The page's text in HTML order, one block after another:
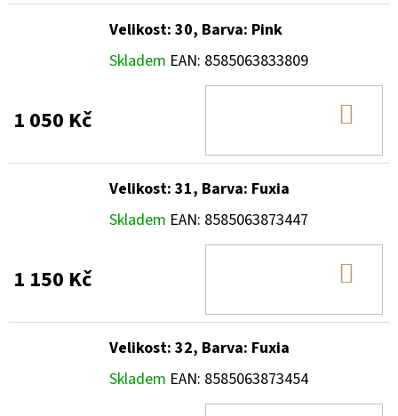
Velikost: 30, Barva: Pink
Skladem EAN: 8585063833809
1 050 Kč
Velikost: 31, Barva: Fuxia
Skladem EAN: 8585063873447
1 150 Kč
Velikost: 32, Barva: Fuxia
Skladem EAN: 8585063873454